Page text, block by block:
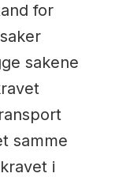
for
sakene
samme
i